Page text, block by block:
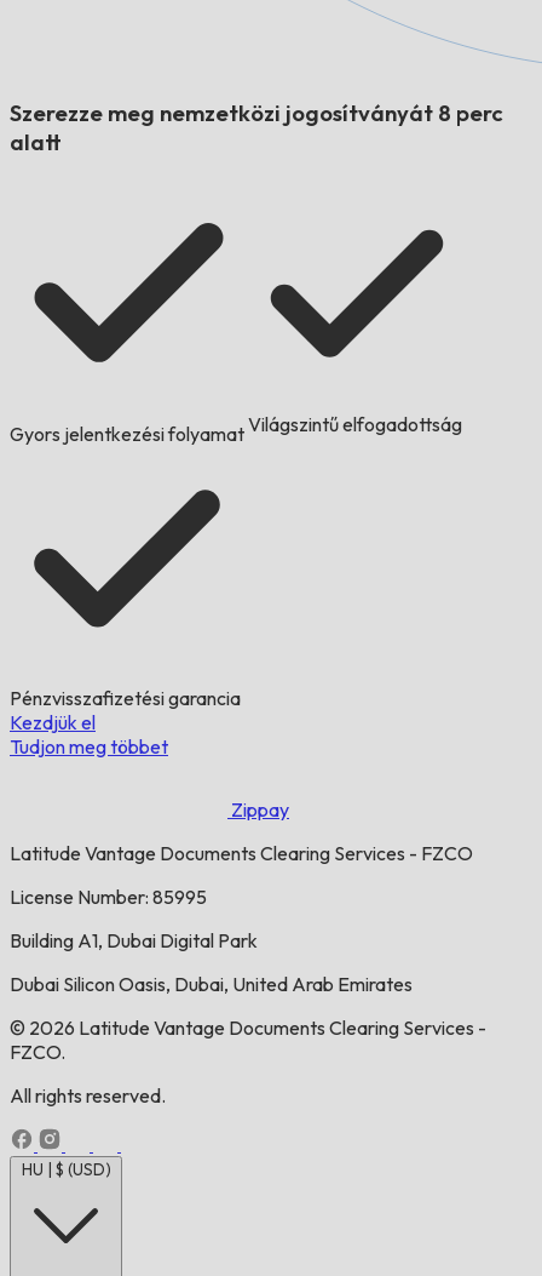
Szerezze meg nemzetközi jogosítványát 8 perc
alatt
Gyors jelentkezési folyamatVilágszintű elfogadottság
Pénzvisszafizetési garancia
Kezdjük el
Tudjon meg többet
Zippay
Latitude Vantage Documents Clearing Services - FZCO
License Number: 85995
Building A1, Dubai Digital Park
Dubai Silicon Oasis, Dubai, United Arab Emirates
© 2026 Latitude Vantage Documents Clearing Services -
FZCO.
All rights reserved.
HU | $ (USD)